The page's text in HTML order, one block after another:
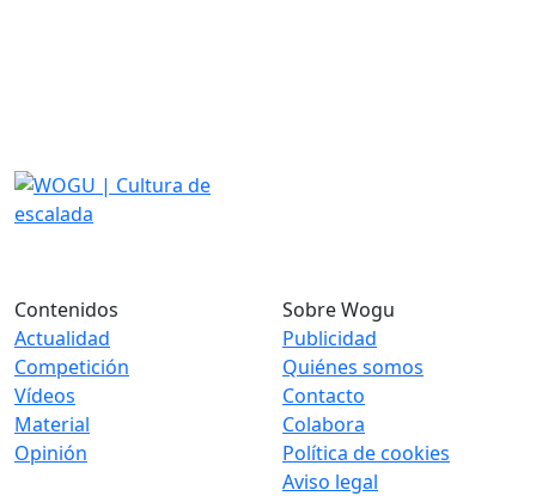
Contenidos
Actualidad
Competición
Vídeos
Material
Opinión
Sobre Wogu
Publicidad
Quiénes somos
Contacto
Colabora
Política de cookies
Aviso legal